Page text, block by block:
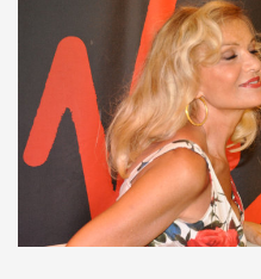
EP quatre titres (2023) :
THOURY en power
trio improvise le 6
"AJASPHERE" le 7
dedicaces pour son livre